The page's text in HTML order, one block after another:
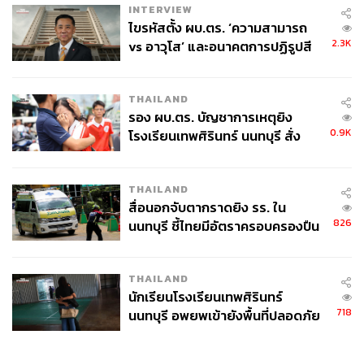
INTERVIEW
ไขรหัสตั้ง ผบ.ตร. ‘ความสามารถ
vs อาวุโส’ และอนาคตการปฏิรูปสี
2.3K
THAILAND
รอง ผบ.ตร. บัญชาการเหตุยิง
โรงเรียนเทพศิรินทร์ นนทบุรี สั่ง
0.9K
THAILAND
สื่อนอกจับตากราดยิง รร. ใน
นนทบุรี ชี้ไทยมีอัตราครอบครองปืน
826
THAILAND
นักเรียนโรงเรียนเทพศิรินทร์
นนทบุรี อพยพเข้ายังพื้นที่ปลอดภัย
718